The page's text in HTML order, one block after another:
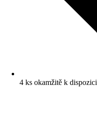
4 ks okamžitě k dispozici